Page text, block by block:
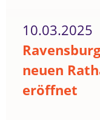
10.03.2025
neuen
eröffnet